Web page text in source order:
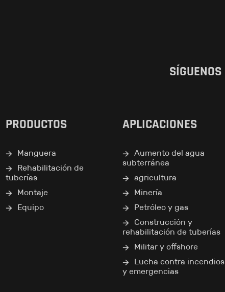
SÍGUENOS
PRODUCTOS
Manguera
Rehabilitación de
tuberías
Montaje
Equipo
APLICACIONES
Aumento del agua
subterránea
agricultura
Minería
Petróleo y gas
Construcción y
rehabilitación de tuberías
Militar y offshore
Lucha contra incendios
y emergencias